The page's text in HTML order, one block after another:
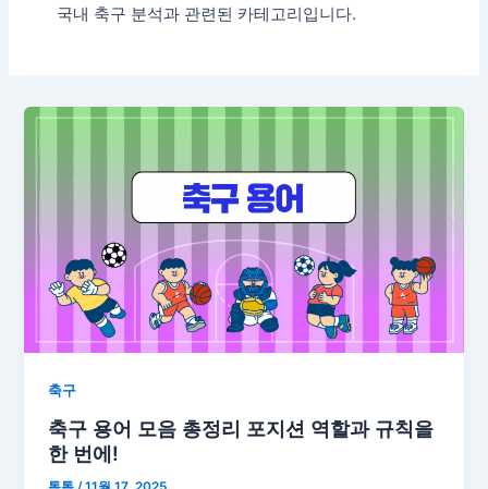
국내 축구 분석과 관련된 카테고리입니다.
축구
축구 용어 모음 총정리 포지션 역할과 규칙을
한 번에!